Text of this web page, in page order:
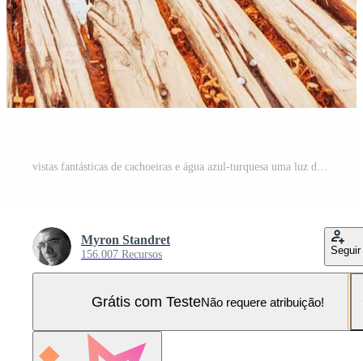
vistas fantásticas de cachoeiras e água azul-turquesa uma luz do sol Foto Pro
Myron Standret
156.007 Recursos Seguir
Grátis com TesteNão requere atribuição!